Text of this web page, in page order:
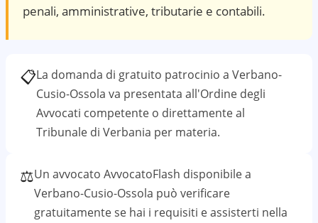
penali, amministrative, tributarie e contabili.
📋La domanda di gratuito patrocinio a Verbano-
Cusio-Ossola va presentata all'Ordine degli
Avvocati competente o direttamente al
Tribunale di Verbania per materia.
⚖️Un avvocato AvvocatoFlash disponibile a
Verbano-Cusio-Ossola può verificare
gratuitamente se hai i requisiti e assisterti nella